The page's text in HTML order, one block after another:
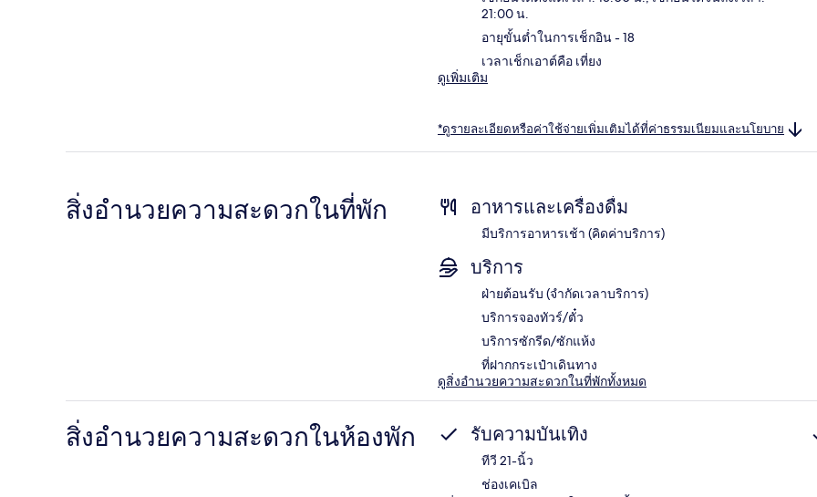
21:00 น.
อายุขั้นต่ำในการเช็กอิน - 18
เวลาเช็กเอาต์คือ เที่ยง
ดูเพิ่มเติม
*ดูรายละเอียดหรือค่าใช้จ่ายเพิ่มเติมได้ที่ค่าธรรมเนียมและนโยบาย
สิ่งอำนวยความสะดวกในที่พัก อาหารและเครื่องดื่ม
มีบริการอาหารเช้า (คิดค่าบริการ)
บริการ
ฝ่ายต้อนรับ (จำกัดเวลาบริการ)
บริการจองทัวร์/ตั๋ว
บริการซักรีด/ซักแห้ง
ที่ฝากกระเป๋าเดินทาง
ดูสิ่งอำนวยความสะดวกในที่พักทั้งหมด
สิ่งอำนวยความสะดวกในห้องพัก รับความบันเทิง
ทีวี 21-นิ้ว
ช่องเคเบิล